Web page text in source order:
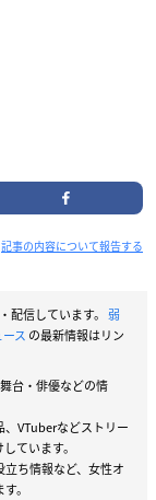
記事の内容について報告する
配信しています。 弱
ス の最新情報はリン
台・俳優などの情
VTuberなどストリー
ています。
ち情報など、女性オ
。